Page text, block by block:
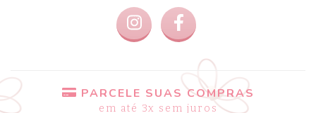
PARCELE SUAS COMPRAS
em até 3x sem juros